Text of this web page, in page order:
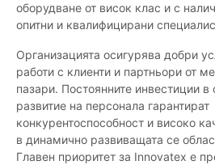
оборудване от висок клас и с
опитни и квалифицирани
Организацията осигурява добри
работи с клиенти и партньори от
пазари. Постоянните инвестиции в
развитие на персонала гарантират
конкурентоспособност и високо
в динамично развиващата се
Главен приоритет за Innovatex е